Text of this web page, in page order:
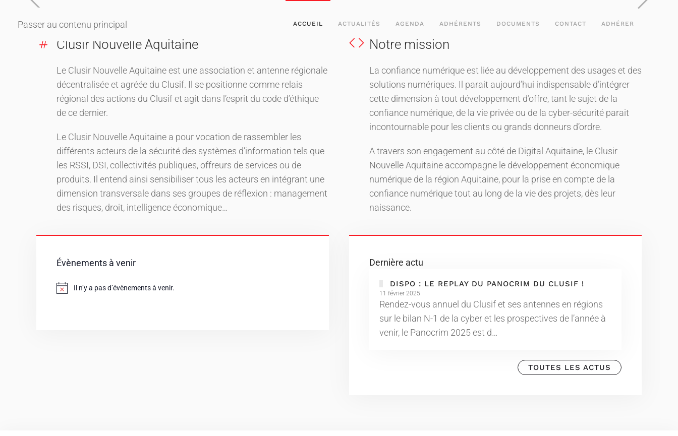
Passer au contenu principal ACCUEIL ACTUALITÉS AGENDA ADHÉRENTS DOCUMENTS CONTACT ADHÉRER
Clusir Nouvelle Aquitaine
Le Clusir Nouvelle Aquitaine est une association et antenne régionale
décentralisée et agréée du Clusif. Il se positionne comme relais
régional des actions du Clusif et agit dans l’esprit du code d’éthique
de ce dernier.
Le Clusir Nouvelle Aquitaine a pour vocation de rassembler les
différents acteurs de la sécurité des systèmes d’information tels que
les RSSI, DSI, collectivités publiques, offreurs de services ou de
produits. Il entend ainsi sensibiliser tous les acteurs en intégrant une
dimension transversale dans ses groupes de réflexion : management
des risques, droit, intelligence économique…
Notre mission
La confiance numérique est liée au développement des usages et des
solutions numériques. Il parait aujourd’hui indispensable d’intégrer
cette dimension à tout développement d’offre, tant le sujet de la
confiance numérique, de la vie privée ou de la cyber-sécurité parait
incontournable pour les clients ou grands donneurs d’ordre.
A travers son engagement au côté de Digital Aquitaine, le Clusir
Nouvelle Aquitaine accompagne le développement économique
numérique de la région Aquitaine, pour la prise en compte de la
confiance numérique tout au long de la vie des projets, dès leur
naissance.
Évènements à venir
NoticeIl n’y a pas d’évènements à venir.
Dernière actu
DISPO : LE REPLAY DU PANOCRIM DU CLUSIF !
11 février 2025
Rendez-vous annuel du Clusif et ses antennes en régions
sur le bilan N-1 de la cyber et les prospectives de l’année à
venir, le Panocrim 2025 est d…
TOUTES LES ACTUS